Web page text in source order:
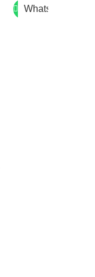
WhatsApp